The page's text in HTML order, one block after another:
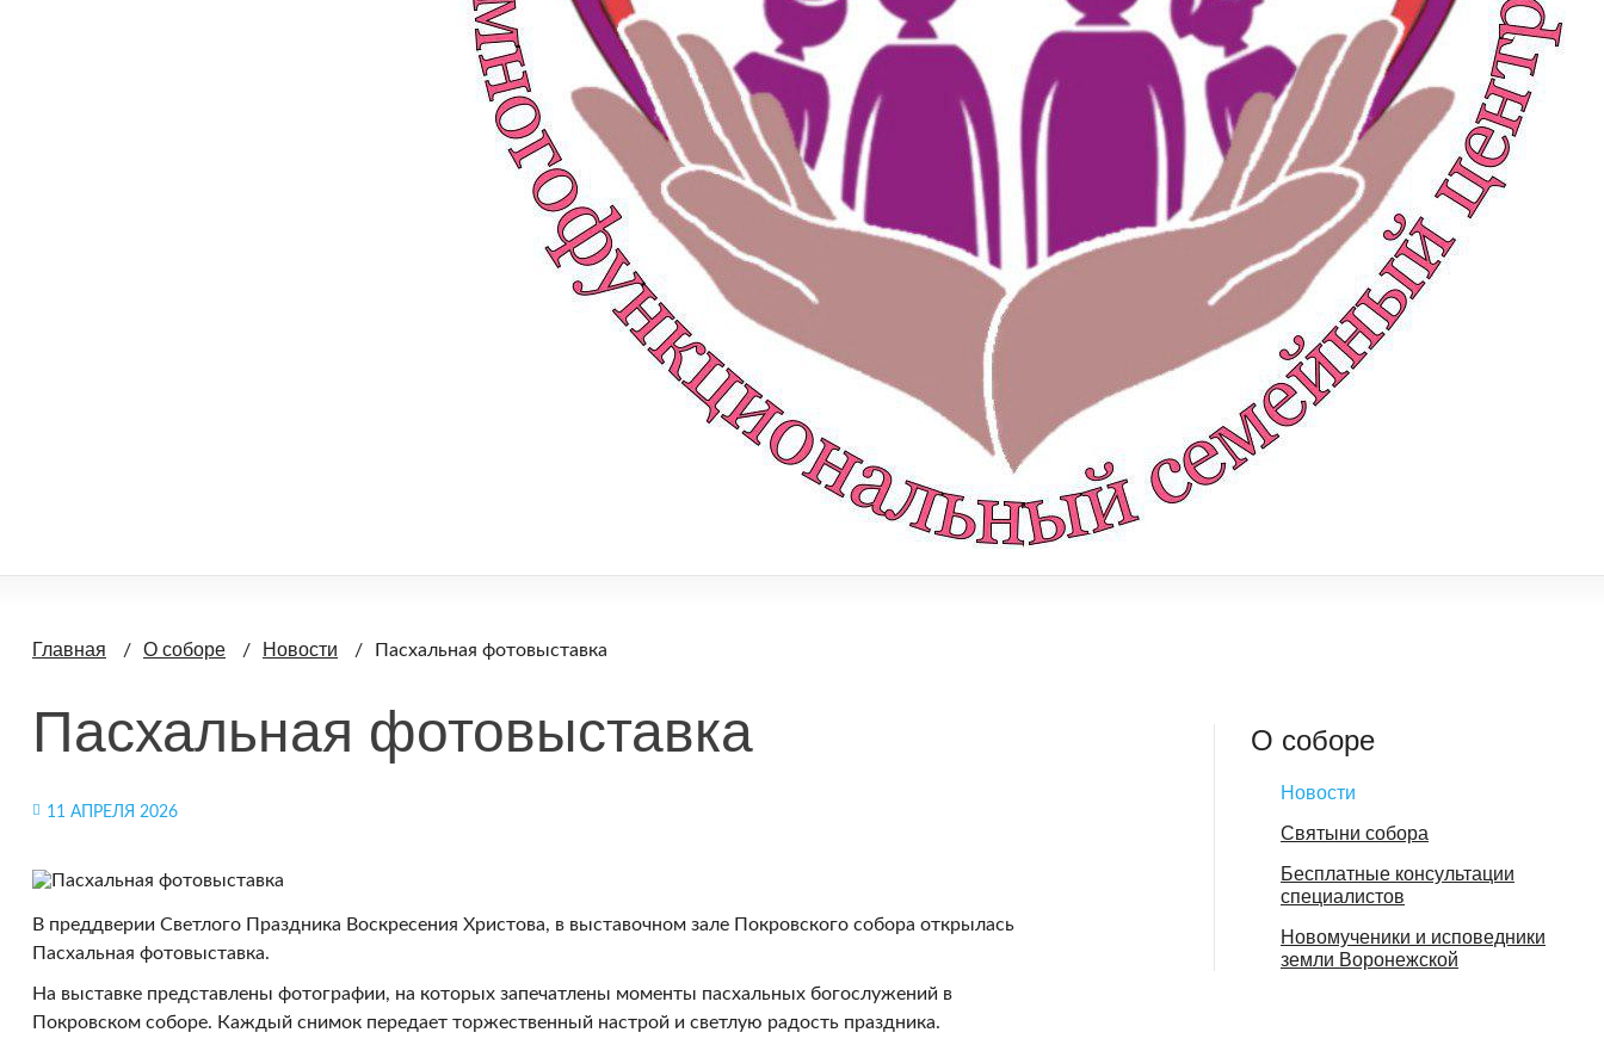
Главная О соборе Новости Пасхальная фотовыставка
Пасхальная фотовыставка
11 АПРЕЛЯ 2026
В преддверии Светлого Праздника Воскресения Христова, в выставочном зале Покровского собора открылась
Пасхальная фотовыставка.
На выставке представлены фотографии, на которых запечатлены моменты пасхальных богослужений в
Покровском соборе. Каждый снимок передает торжественный настрой и светлую радость праздника.
О соборе
Новости
Святыни собора
Бесплатные консультации
специалистов
Новомученики и исповедники
земли Воронежской